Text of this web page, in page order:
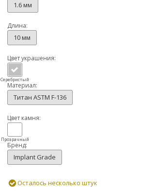
1.6 мм
Длина:
10 мм
Цвет украшения:
Серебристый
Материал:
Титан ASTM F-136
Цвет камня:
Прозрачный
Бренд:
Implant Grade
Осталось несколько штук